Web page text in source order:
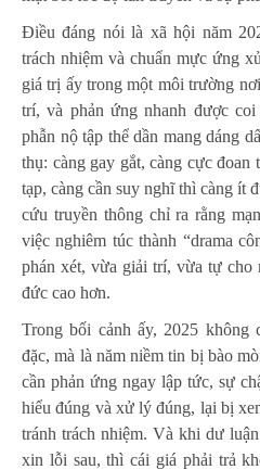
Điều đáng nói là xã hội năm
trách nhiệm và chuẩn mực ứng
giá trị ấy trong một môi trường
trí, và phản ứng nhanh được
phẫn nộ tập thể dần mang dáng
thụ: càng gay gắt, càng cực đoan
tạp, càng cần suy nghĩ thì càng ít
cứu truyền thông chỉ ra rằng
việc nghiêm túc thành “drama
phán xét, vừa giải trí, vừa tự
đức cao hơn.
Trong bối cảnh ấy, 2025 không
đặc, mà là năm niềm tin bị bào
cần phản ứng ngay lập tức, sự
hiểu đúng và xử lý đúng, lại bị
tránh trách nhiệm. Và khi dư
xin lỗi sau, thì cái giá phải trả